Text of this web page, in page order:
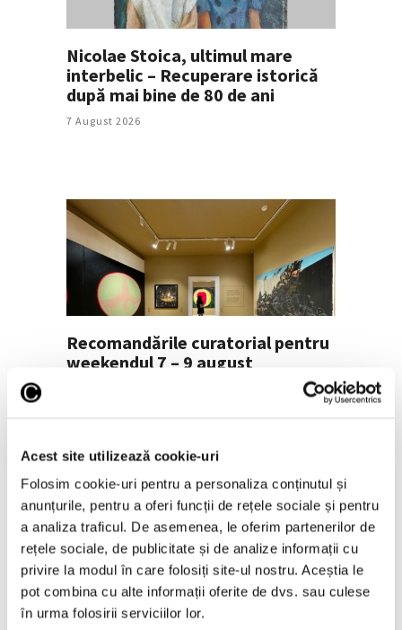
Acest site utilizează cookie-uri
Folosim cookie-uri pentru a personaliza conținutul și
anunțurile, pentru a oferi funcții de rețele sociale și pentru
a analiza traficul. De asemenea, le oferim partenerilor de
rețele sociale, de publicitate și de analize informații cu
privire la modul în care folosiți site-ul nostru. Aceștia le
pot combina cu alte informații oferite de dvs. sau culese
în urma folosirii serviciilor lor.
Nicolae Stoica, ultimul mare
interbelic – Recuperare istorică
după mai bine de 80 de ani
7 August 2026
Recomandările curatorial pentru
weekendul 7 – 9 august